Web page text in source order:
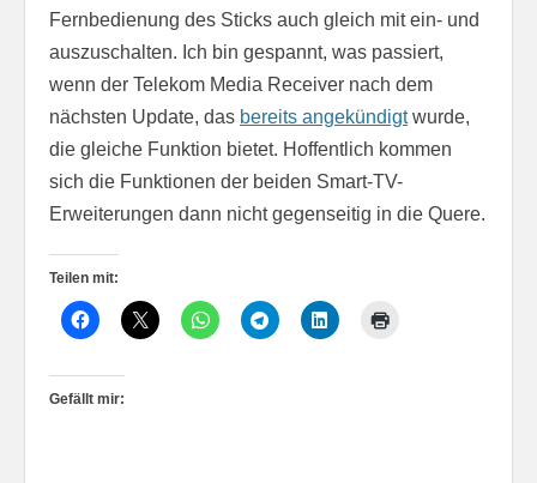
Fernbedienung des Sticks auch gleich mit ein- und
auszuschalten. Ich bin gespannt, was passiert,
wenn der Telekom Media Receiver nach dem
nächsten Update, das bereits angekündigtwurde,
die gleiche Funktion bietet. Hoffentlich kommen
sich die Funktionen der beiden Smart-TV-
Erweiterungen dann nicht gegenseitig in die Quere.
Teilen mit:
Gefällt mir: